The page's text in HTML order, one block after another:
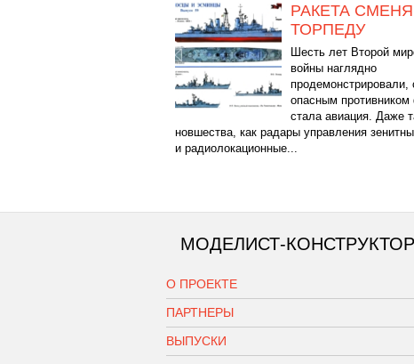
РАКЕТА
ТОРПЕДУ
Шесть лет Второй
войны наглядно
продемонстрировали,
опасным
стала авиация. Даже
новшества, как радары управления
и радиолокационные...
МОДЕЛИСТ-КОНСТРУКТОР
О ПРОЕКТЕ
ПАРТНЕРЫ
ВЫПУСКИ